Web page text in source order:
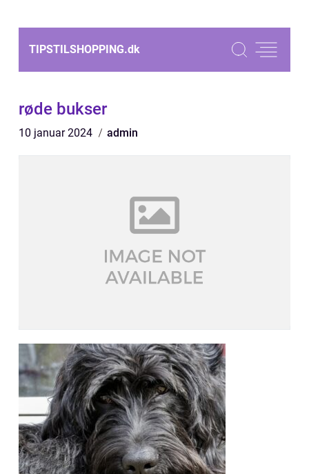
TIPSTILSHOPPING.dk
røde bukser
10 januar 2024 admin